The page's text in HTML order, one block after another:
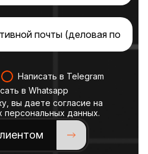
Написать в Telegram
в Whatsapp
вы даете согласие на
персональных данных.